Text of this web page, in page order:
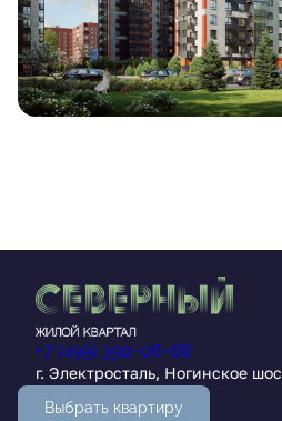
+7 (499) 390-06-66
г. Электросталь, Ногинское
Выбрать квартиру